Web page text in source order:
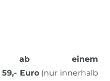
ab einem
Euro(nur innerhalb